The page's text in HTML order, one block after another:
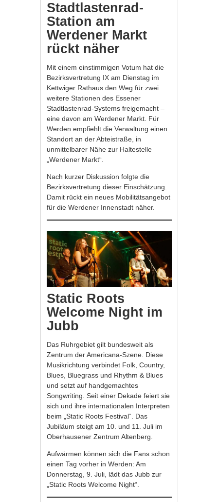
Stadtlastenrad-
Station am
Werdener Markt
rückt näher
Mit einem einstimmigen Votum hat die
Bezirksvertretung IX am Dienstag im
Kettwiger Rathaus den Weg für zwei
weitere Stationen des Essener
Stadtlastenrad-Systems freigemacht –
eine davon am Werdener Markt. Für
Werden empfiehlt die Verwaltung einen
Standort an der Abteistraße, in
unmittelbarer Nähe zur Haltestelle
„Werdener Markt“.
Nach kurzer Diskussion folgte die
Bezirksvertretung dieser Einschätzung.
Damit rückt ein neues Mobilitätsangebot
für die Werdener Innenstadt näher.
Static Roots
Welcome Night im
Jubb
Das Ruhrgebiet gilt bundesweit als
Zentrum der Americana-Szene. Diese
Musikrichtung verbindet Folk, Country,
Blues, Bluegrass und Rhythm & Blues
und setzt auf handgemachtes
Songwriting. Seit einer Dekade feiert sie
sich und ihre internationalen Interpreten
beim „Static Roots Festival“. Das
Jubiläum steigt am 10. und 11. Juli im
Oberhausener Zentrum Altenberg.
Aufwärmen können sich die Fans schon
einen Tag vorher in Werden: Am
Donnerstag, 9. Juli, lädt das Jubb zur
„Static Roots Welcome Night“.